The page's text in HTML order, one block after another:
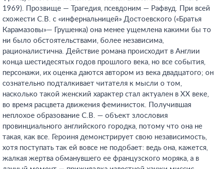
1969). Прозвище — Трагедия, псевдоним — Рафвуд. При всей
схожести С.В. с «инфернальницей» Достоевского («Братья
Карамазовы»— Грушенка) она менее ущемлена какими бы то
ни было обстоятельствами, более независима,
рационалистична. Действие романа происходит в Англии
конца шестидесятых годов прошлого века, но все события,
персонажи, их оценка даются автором из века двадцатого; он
сознательно подталкивает читателя к мысли о том,
насколько такой женский характер стал актуален в XX веке,
во время расцвета движения феминисток. Получившая
неплохое образование С.В. — объект злословия
провинциального английского городка, потому что она не
такая, как все. Героиня демонстрирует свою независимость,
хотя поступать так ей вовсе не подобает: ведь она, кажется,
жалкая жертва обманувшего ее французского моряка, а в